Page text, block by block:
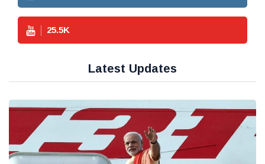
25.5K
Latest Updates